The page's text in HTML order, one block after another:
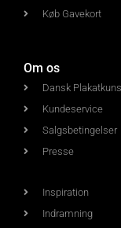
Køb Gavekort
Om os
Dansk
Kundeservice
Salgsbetingelser
Presse
Inspiration
Indramning